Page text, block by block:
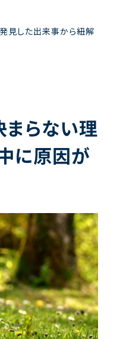
見した出来事から紐解
まらない理
に原因が